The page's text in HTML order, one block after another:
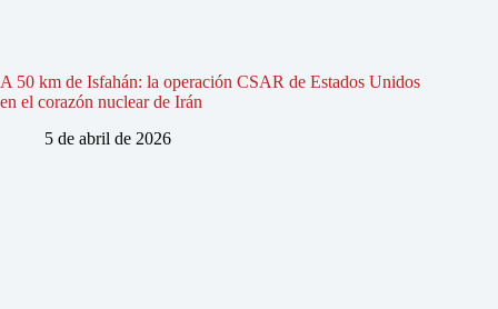
A 50 km de Isfahán: la operación CSAR de Estados Unidos
en el corazón nuclear de Irán
5 de abril de 2026